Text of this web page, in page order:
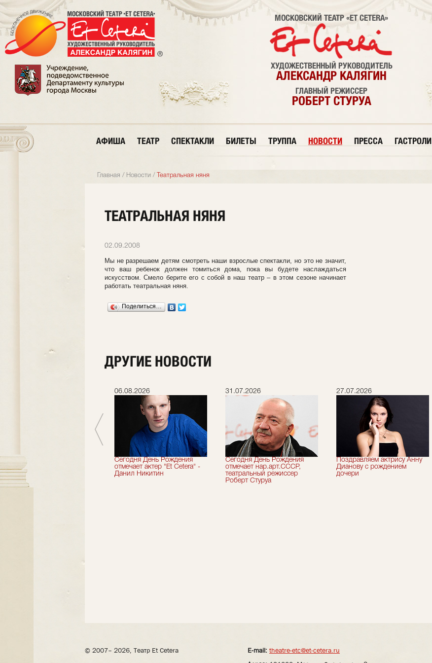
МОСКОВСКИЙ ТЕАТР «ET CETERA»
ХУДОЖЕСТВЕННЫЙ РУКОВОДИТЕЛЬ
АЛЕКСАНДР КАЛЯГИН
ГЛАВНЫЙ РЕЖИССЕР
РОБЕРТ СТУРУА
АФИША ТЕАТР СПЕКТАКЛИ БИЛЕТЫ ТРУППА НОВОСТИ ПРЕССА ГАСТРОЛИ
Главная / Новости / Театральная няня
ТЕАТРАЛЬНАЯ НЯНЯ
02.09.2008
Мы не разрешаем детям смотреть наши взрослые спектакли, но это не значит,
что ваш ребенок должен томиться дома, пока вы будете наслаждаться
искусством. Смело берите его с собой в наш театр – в этом сезоне начинает
работать театральная няня.
Поделиться…
ДРУГИЕ НОВОСТИ
театральный сезон!
06.08.2026
Сегодня День Рождения
отмечает актер "Et Cetera" -
Данил Никитин
31.07.2026
Сегодня День Рождения
отмечает нар.арт.СССР,
театральный режиссер
Роберт Стуруа
27.07.2026
Поздравляем актрису Анну
Дианову с рождением
дочери
© 2007– 2026, Театр Et Cetera E-mail: theatre-etc@et-cetera.ru